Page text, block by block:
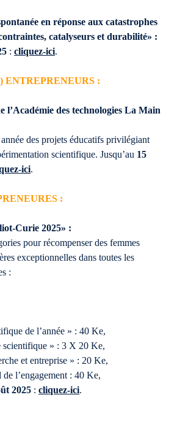
en réponse aux catastrophes
catalyseurs et durabilité» :
: cliquez-ici.
ENTREPRENEURS :
l’Académie des technologies La Main
des projets éducatifs privilégiant
scientifique. Jusqu’au 15
ici.
:
Curie 2025» :
pour récompenser des femmes
exceptionnelles dans toutes les
:
de l’année » : 40 Ke,
scientifique » : 3 X 20 Ke,
et entreprise » : 20 Ke,
l’engagement : 40 Ke,
2025 : cliquez-ici.